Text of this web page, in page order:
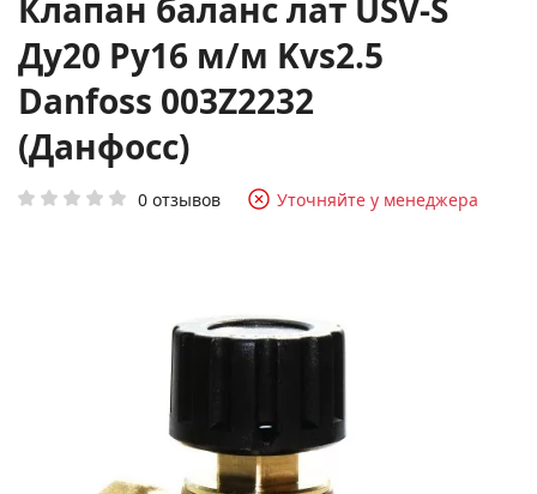
Клапан баланс лат USV-S
Ду20 Ру16 м/м Kvs2.5
Danfoss 003Z2232
(Данфосс)
0 отзывов Уточняйте у менеджера